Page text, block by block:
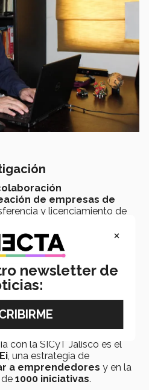
de empresas de
y licenciamiento de
“De la ciencia al
a través del Consejo
el programa brindará
12 proyectos de
labor será a través de Tec
Innovador (EI) y la
Tecnología (OTT).
con la SICyT Jalisco es el
, una estrategia de
a emprendedores y en la
1000 iniciativas.
×
newsletter de